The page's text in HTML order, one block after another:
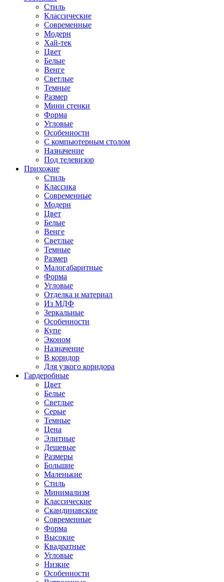
Стиль
Классические
Современные
Модерн
Хай-тек
Цвет
Белые
Венге
Светлые
Темные
Размер
Мини стенки
Форма
Угловые
Особенности
С компьютерным столом
Назначение
Под телевизор
Прихожие
Стиль
Классика
Современные
Модерн
Цвет
Белые
Венге
Светлые
Темные
Размер
Малогабаритные
Форма
Угловые
Отделка и материал
Из МДФ
Зеркальные
Особенности
Купе
Эконом
Назначение
В коридор
Для узкого коридора
Гардеробные
Цвет
Белые
Светлые
Серые
Темные
Цена
Элитные
Дешевые
Размеры
Большие
Маленькие
Стиль
Минимализм
Классические
Скандинавские
Современные
Форма
Высокие
Квадратные
Угловые
Низкие
Особенности